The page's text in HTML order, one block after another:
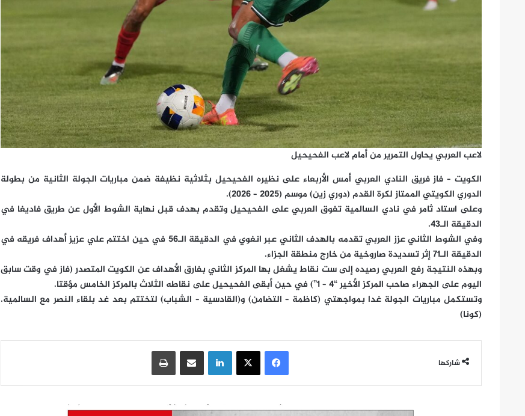
لاعب العربي يحاول التمرير من أمام لاعب الفحيحيل
الكويت – فاز فريق النادي العربي أمس الأربعاء على نظيره الفحيحيل بثلاثية نظيفة ضمن مباريات الجولة الثانية من بطولة
الدوري الكويتي الممتاز لكرة القدم (دوري زين) موسم (2025 – 2026).
وعلى استاد ثامر في نادي السالمية تفوق العربي على الفحيحيل وتقدم بهدف قبل نهاية الشوط الأول عن طريق فاديغا في
الدقيقة الـ43.
وفي الشوط الثاني عزز العربي تقدمه بالهدف الثاني عبر انغوي في الدقيقة الـ56 في حين اختتم علي عزيز أهداف فريقه في
الدقيقة الـ71 إثر تسديدة صاروخية من خارج منطقة الجزاء.
وبهذه النتيجة رفع العربي رصيده إلى ست نقاط يشغل بها المركز الثاني بفارق الأهداف عن الكويت المتصدر (فاز في وقت سابق
اليوم على الجهراء صاحب المركز الأخير “4 – 1”) في حين أبقى الفحيحيل على نقاطه الثلاث بالمركز الخامس مؤقتا.
وتستكمل مباريات الجولة غدا بمواجهتي (كاظمة – التضامن) و(القادسية – الشباب) لتختتم بعد غد بلقاء النصر مع السالمية.
(كونا)
شاركها
فيسبوك‫X لينكدإنمشاركة عبر البريد طباعة